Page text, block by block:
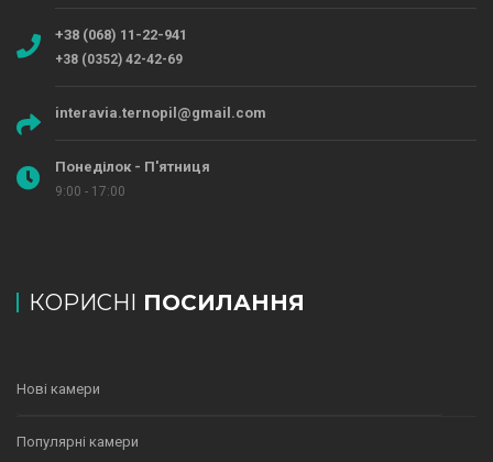
+38 (068) 11-22-941
+38 (0352) 42-42-69
interavia.ternopil@gmail.com
Понеділок - П'ятниця
9:00 - 17:00
КОРИСНІ ПОСИЛАННЯ
Нові камери
Популярні камери